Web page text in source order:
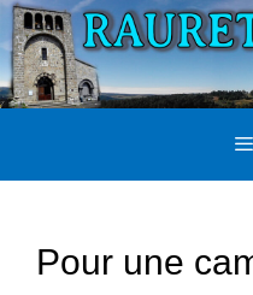
Aller
au
contenu
Pour une